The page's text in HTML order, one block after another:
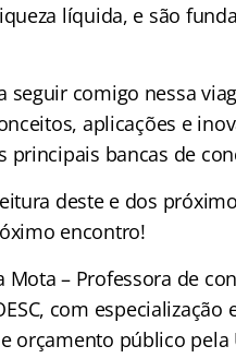
líquida, e são
seguir comigo nessa
aplicações e
principais bancas de
deste e dos
encontro!
Mota – Professora de
com
orçamento público